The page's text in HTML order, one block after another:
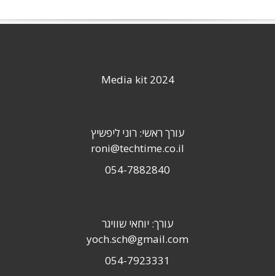
Media kit 2024
עורך ראשי: רוני ליפשיץ
roni@techtime.co.il
054-7882840
עורך: יוחאי שוויגר
yoch.sch@gmail.com
054-7923331